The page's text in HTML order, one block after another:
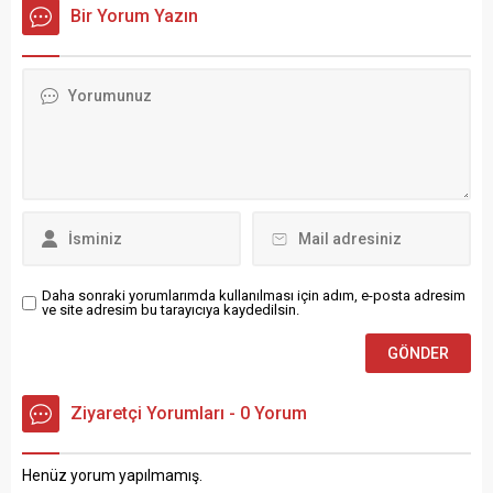
neden oldu. Brent petrolün
fiyatı, çatışmaların
Bu artışın, Türkiye’de
yapılacak. Motorine 5,5 TL...
ayrıca ikinci yabancı dil
Bir Yorum Yazın
Daha sonraki yorumlarımda kullanılması için adım, e-posta adresim
ve site adresim bu tarayıcıya kaydedilsin.
Ziyaretçi Yorumları - 0 Yorum
Henüz yorum yapılmamış.